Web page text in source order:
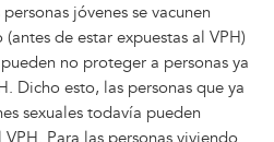
jóvenes se vacunen
de estar expuestas al VPH)
no proteger a personas ya
Dicho esto, las personas que ya
sexuales todavía pueden